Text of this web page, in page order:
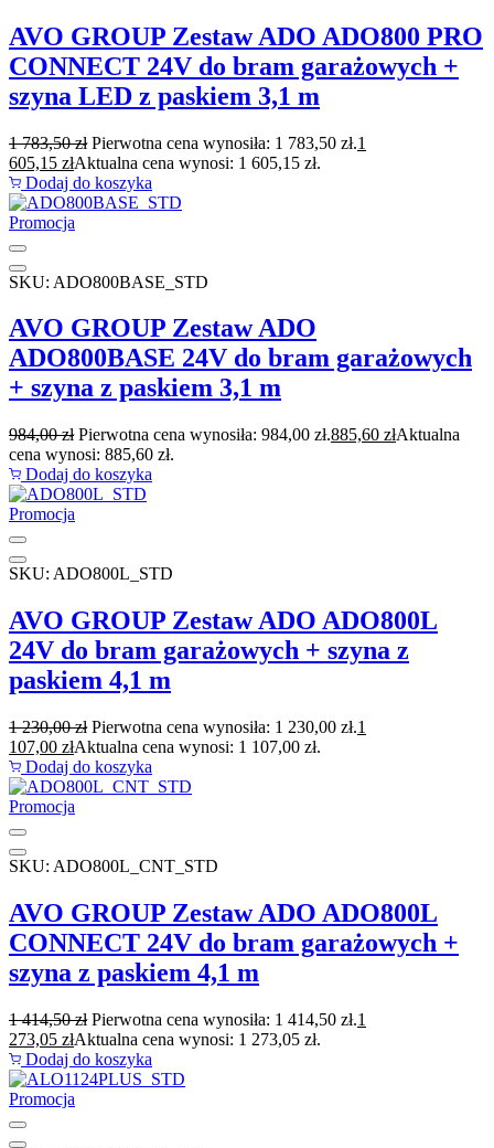
AVO GROUP Zestaw ADO ADO800 PRO
CONNECT 24V do bram garażowych +
szyna LED z paskiem 3,1 m
1 783,50zł Pierwotna cena wynosiła: 1 783,50 zł.1
605,15 złAktualna cena wynosi: 1 605,15 zł.
Dodaj do koszyka
Promocja
SKU: ADO800BASE_STD
AVO GROUP Zestaw ADO
ADO800BASE 24V do bram garażowych
+ szyna z paskiem 3,1 m
984,00zł Pierwotna cena wynosiła: 984,00 zł.885,60 złAktualna
cena wynosi: 885,60 zł.
Dodaj do koszyka
Promocja
SKU: ADO800L_STD
AVO GROUP Zestaw ADO ADO800L
24V do bram garażowych + szyna z
paskiem 4,1 m
1 230,00zł Pierwotna cena wynosiła: 1 230,00 zł.1
107,00 złAktualna cena wynosi: 1 107,00 zł.
Dodaj do koszyka
Promocja
SKU: ADO800L_CNT_STD
AVO GROUP Zestaw ADO ADO800L
CONNECT 24V do bram garażowych +
szyna z paskiem 4,1 m
1 414,50zł Pierwotna cena wynosiła: 1 414,50 zł.1
273,05 złAktualna cena wynosi: 1 273,05 zł.
Dodaj do koszyka
Promocja